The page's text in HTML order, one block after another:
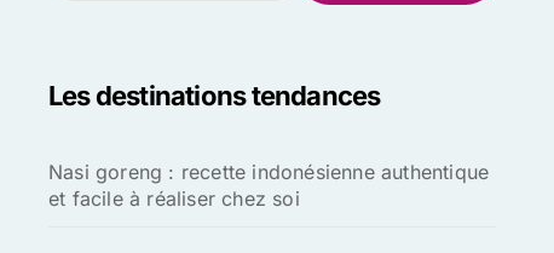
r
e
r
Les destinations tendances
Nasi goreng : recette indonésienne authentique
et facile à réaliser chez soi